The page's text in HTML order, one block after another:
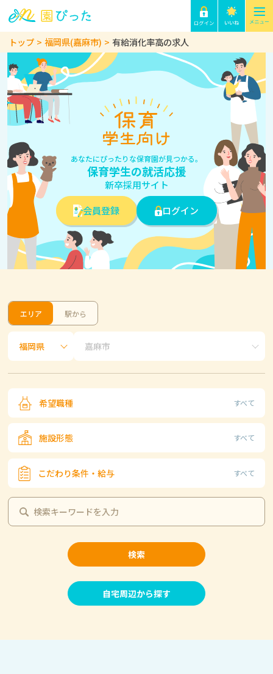
トップ 福岡県(嘉麻市) 有給消化率高の求人
あなたにぴったりな保育園が見つかる。
保育学生の就活応援
新卒採用サイト
会員登録
ログイン
エリア 駅から
希望職種 すべて
施設形態 すべて
こだわり条件・給与 すべて
検索
自宅周辺から探す